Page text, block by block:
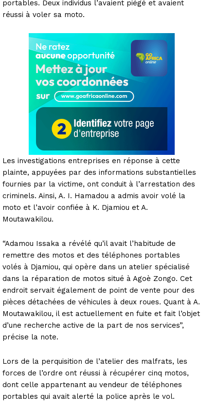
portables. Deux individus l’avaient piégé et avaient
réussi à voler sa moto.
Les investigations entreprises en réponse à cette
plainte, appuyées par des informations substantielles
fournies par la victime, ont conduit à l’arrestation des
criminels. Ainsi, A. I. Hamadou a admis avoir volé la
moto et l’avoir confiée à K. Djamiou et A.
Moutawakilou.
“Adamou Issaka a révélé qu’il avait l’habitude de
remettre des motos et des téléphones portables
volés à Djamiou, qui opère dans un atelier spécialisé
dans la réparation de motos situé à Agoè Zongo. Cet
endroit servait également de point de vente pour des
pièces détachées de véhicules à deux roues. Quant à A.
Moutawakilou, il est actuellement en fuite et fait l’objet
d’une recherche active de la part de nos services”,
précise la note.
Lors de la perquisition de l’atelier des malfrats, les
forces de l’ordre ont réussi à récupérer cinq motos,
dont celle appartenant au vendeur de téléphones
portables qui avait alerté la police après le vol.